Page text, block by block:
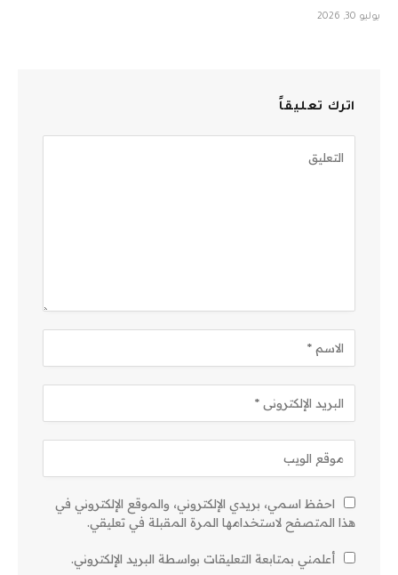
يوليو 30, 2026
اترك تعليقاً
احفظ اسمي، بريدي الإلكتروني، والموقع الإلكتروني في
هذا المتصفح لاستخدامها المرة المقبلة في تعليقي.
أعلمني بمتابعة التعليقات بواسطة البريد الإلكتروني.